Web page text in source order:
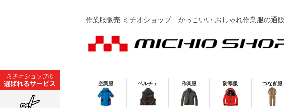
作業服販売 ミチオショップかっこいい おしゃれ作業服の通販
空調服 ペルチェ 作業服 防寒服 つなぎ服